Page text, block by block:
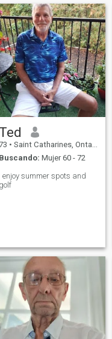
• Saint Catharines, Ontario, Canadá
Mujer 60 - 72
enjoy summer spots and